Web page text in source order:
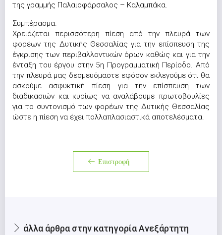
της γραμμής Παλαιοφάρσαλος – Καλαμπάκα.
Συμπέρασμα.
Χρειάζεται περισσότερη πίεση από την πλευρά των
φορέων της Δυτικής Θεσσαλίας για την επίσπευση της
έγκρισης των περιβαλλοντικών όρων καθώς και για την
ένταξη του έργου στην 5η Προγραμματική Περίοδο. Από
την πλευρά μας δεσμευόμαστε εφόσον εκλεγούμε ότι θα
ασκούμε ασφυκτική πίεση για την επίσπευση των
διαδικασιών και κυρίως να αναλάβουμε πρωτοβουλίες
για το συντονισμό των φορέων της Δυτικής Θεσσαλίας
ώστε η πίεση να έχει πολλαπλασιαστικά αποτελέσματα.
Επιστροφή
άλλα άρθρα στην κατηγορία Ανεξάρτητη